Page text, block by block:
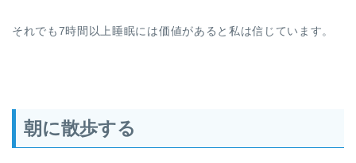
それでも7時間以上睡眠には価値があると私は信じています。
朝に散歩する